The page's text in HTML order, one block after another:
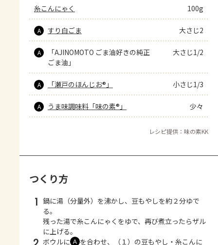
糸こんにゃく 100g
A すり白ごま 大さじ2
A
「AJINOMOTO ごま油好きの純正
ごま油」
大さじ1/2
A 「瀬戸のほんじお®」 小さじ1/3
A うま味調味料「味の素®」 少々
レシピ提供：味の素KK
つくり方
1 鍋に湯（分量外）を沸かし、豆もやしを約２分ゆで
る。
残った湯で糸こんにゃくをゆで、再び煮立ったらザル
に上げる。
ボウルに Ａ を合わせ、（１）の豆もやし・糸こんに